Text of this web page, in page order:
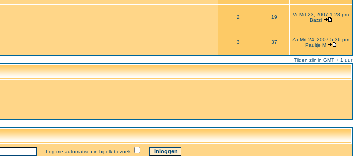
2 19
Vr Mrt 23, 2007 1:28 pm
Bazzi
3 37
Za Mrt 24, 2007 5:36 pm
Paultje M
Tijden zijn in GMT + 1 uur
Log me automatisch in bij elk bezoek